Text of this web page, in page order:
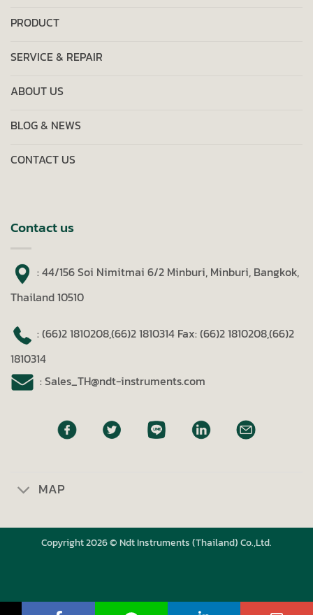
PRODUCT
SERVICE & REPAIR
ABOUT US
BLOG & NEWS
CONTACT US
Contact us
: 44/156 Soi Nimitmai 6/2 Minburi, Minburi, Bangkok,
Thailand 10510
: (66)2 1810208,(66)2 1810314 Fax: (66)2 1810208,(66)2
1810314
: Sales_TH@ndt-instruments.com
MAP
Copyright 2026 © Ndt Instruments (Thailand) Co.,Ltd.